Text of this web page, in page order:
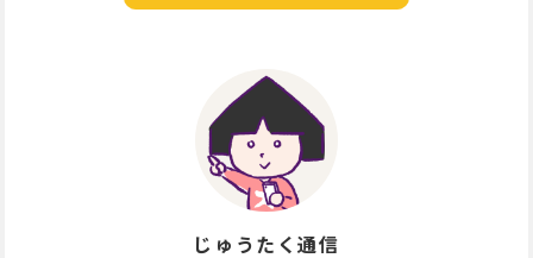
じゅうたく通信